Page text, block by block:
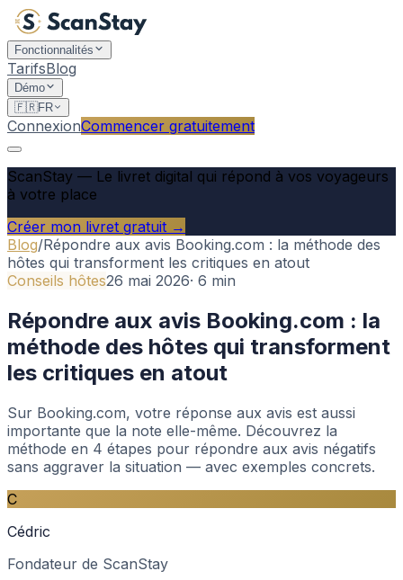
Fonctionnalités
TarifsBlog
Démo
🇫🇷FR
ConnexionCommencer gratuitement
ScanStay — Le livret digital qui répond à vos voyageurs
à votre place
Créer mon livret gratuit →
Blog/Répondre aux avis Booking.com : la méthode des
hôtes qui transforment les critiques en atout
Conseils hôtes26 mai 2026· 6 min
Répondre aux avis Booking.com : la
méthode des hôtes qui transforment
les critiques en atout
Sur Booking.com, votre réponse aux avis est aussi
importante que la note elle-même. Découvrez la
méthode en 4 étapes pour répondre aux avis négatifs
sans aggraver la situation — avec exemples concrets.
C
Cédric
Fondateur de ScanStay